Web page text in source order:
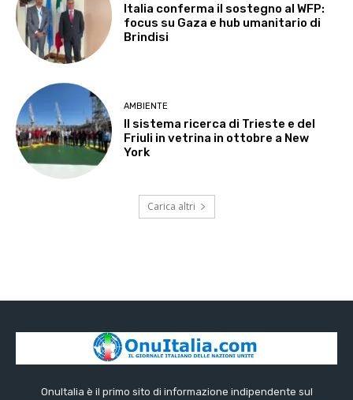
Italia conferma il sostegno al WFP:
focus su Gaza e hub umanitario di
Brindisi
AMBIENTE
Il sistema ricerca di Trieste e del
Friuli in vetrina in ottobre a New
York
Carica altri
OnuItalia è il primo sito di informazione indipendente sul